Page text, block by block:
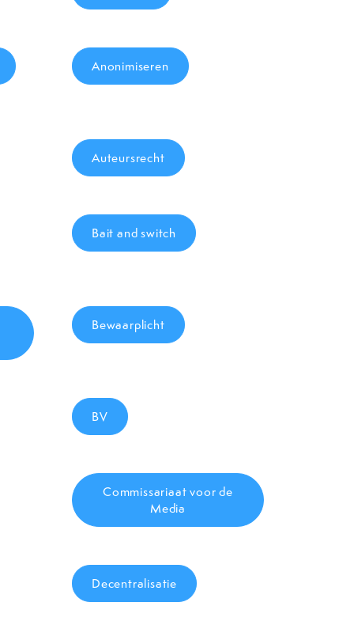
Anonimiseren
Auteursrecht
Bait and switch
Bewaarplicht
BV
Commissariaat voor de
Media
Decentralisatie